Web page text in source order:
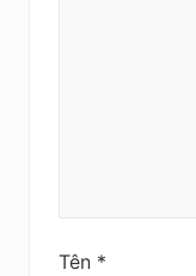
Tên *